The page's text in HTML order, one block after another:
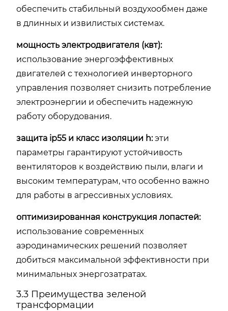
обеспечить стабильный воздухообмен даже
в длинных и извилистых системах.
мощность электродвигателя (квт):
использование энергоэффективных
двигателей с технологией инверторного
управления позволяет снизить потребление
электроэнергии и обеспечить надежную
работу оборудования.
защита ip55 и класс изоляции h:эти
параметры гарантируют устойчивость
вентиляторов к воздействию пыли, влаги и
высоким температурам, что особенно важно
для работы в агрессивных условиях.
оптимизированная конструкция лопастей:
использование современных
аэродинамических решений позволяет
добиться максимальной эффективности при
минимальных энергозатратах.
3.3 Преимущества зеленой
трансформации